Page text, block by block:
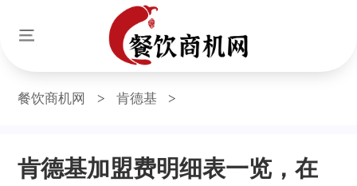
餐饮商机网 > 肯德基 >
肯德基加盟费明细表一览，在